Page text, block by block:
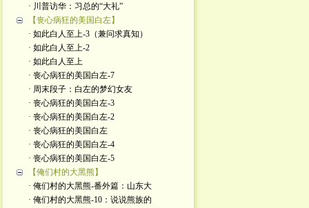
· 川普访华：习总的“大礼”
【丧心病狂的美国白左】
· 如此白人至上-3（兼问求真知）
· 如此白人至上-2
· 如此白人至上
· 丧心病狂的美国白左-7
· 周末段子：白左的梦幻女友
· 丧心病狂的美国白左-3
· 丧心病狂的美国白左-2
· 丧心病狂的美国白左
· 丧心病狂的美国白左-4
· 丧心病狂的美国白左-5
【俺们村的大黑熊】
· 俺们村的大黑熊-番外篇：山东大
· 俺们村的大黑熊-10：说说熊族的